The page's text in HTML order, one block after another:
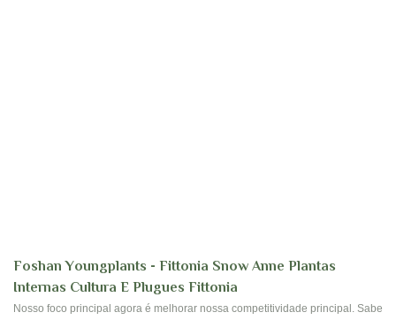
Foshan Youngplants - Fittonia Snow Anne Plantas
Internas Cultura E Plugues Fittonia
Nosso foco principal agora é melhorar nossa competitividade principal. Sabe